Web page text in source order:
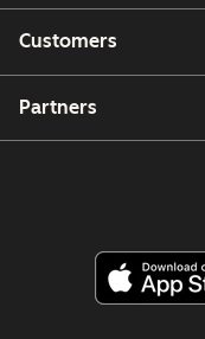
Customers
Partners